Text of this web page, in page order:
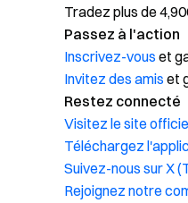
Tradez plus de
Passez à l'action
Inscrivez-vous et
Invitez des amis et
Restez connecté
Visitez le site
Téléchargez
Suivez-nous sur X
Rejoignez notre